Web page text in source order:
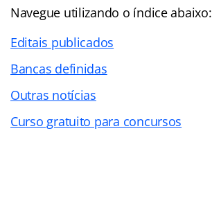
Navegue utilizando o índice abaixo:
Editais publicados
Bancas definidas
Outras notícias
Curso gratuito para concursos